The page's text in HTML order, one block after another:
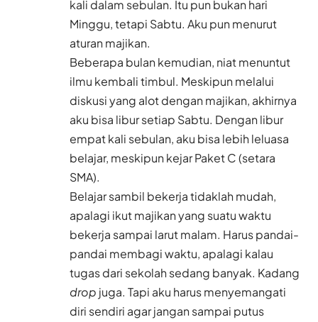
kali dalam sebulan. Itu pun bukan hari
Minggu, tetapi Sabtu. Aku pun menurut
aturan majikan.
Beberapa bulan kemudian, niat menuntut
ilmu kembali timbul. Meskipun melalui
diskusi yang alot dengan majikan, akhirnya
aku bisa libur setiap Sabtu. Dengan libur
empat kali sebulan, aku bisa lebih leluasa
belajar, meskipun kejar Paket C (setara
SMA).
Belajar sambil bekerja tidaklah mudah,
apalagi ikut majikan yang suatu waktu
bekerja sampai larut malam. Harus pandai-
pandai membagi waktu, apalagi kalau
tugas dari sekolah sedang banyak. Kadang
drop juga. Tapi aku harus menyemangati
diri sendiri agar jangan sampai putus